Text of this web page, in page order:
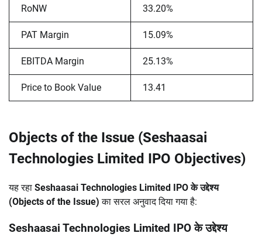
RoNW 33.20%
PAT Margin 15.09%
EBITDA Margin 25.13%
Price to Book Value 13.41
Objects of the Issue (Seshaasai
Technologies Limited IPO Objectives)
यह रहा Seshaasai Technologies Limited IPO के उद्देश्य
(Objects of the Issue) का सरल अनुवाद दिया गया है:
Seshaasai Technologies Limited IPO के उद्देश्य